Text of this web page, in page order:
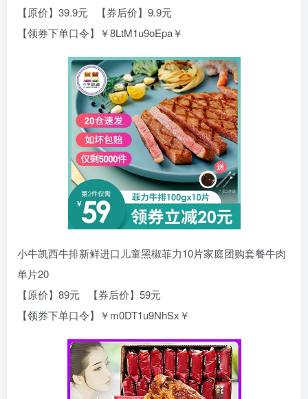
【原价】39.9元 【券后价】9.9元
【领券下单口令】￥8LtM1u9oEpa￥
小牛凯西牛排新鲜进口儿童黑椒菲力10片家庭团购套餐牛肉
单片20
【原价】89元 【券后价】59元
【领券下单口令】￥m0DT1u9NhSx￥